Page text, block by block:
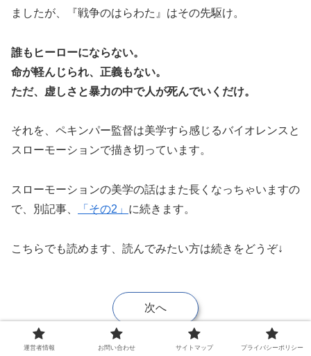
ましたが、『戦争のはらわた』はその先駆け。
誰もヒーローにならない。
命が軽んじられ、正義もない。
ただ、虚しさと暴力の中で人が死んでいくだけ。
それを、ペキンパー監督は美学すら感じるバイオレンスと
スローモーションで描き切っています。
スローモーションの美学の話はまた長くなっちゃいますの
で、別記事、
「その2 」 に続きます。
こちらでも読めます、読んでみたい方は続きをどうぞ↓
次へ
運営者情報 お問い合わせ サイトマップ プライバシーポリシー